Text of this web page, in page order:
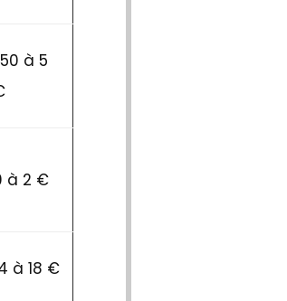
à 5
à 2 €
à 18 €